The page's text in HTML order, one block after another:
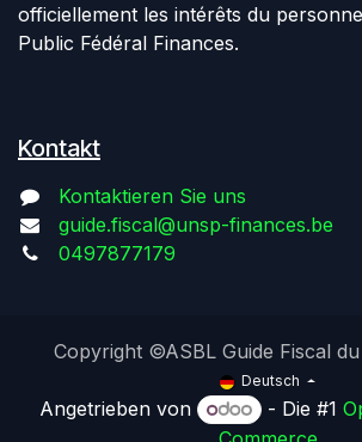
officiellement les intérêts du
Public Fédéral Finances.
Kontakt
Kontaktieren Sie uns
guide.fiscal@unsp-finances.be
0497877179
Copyright ©ASBL Guide Fiscal
Deutsch
Angetrieben von - Die #1